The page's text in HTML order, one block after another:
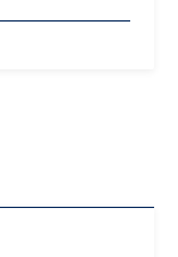
les règles